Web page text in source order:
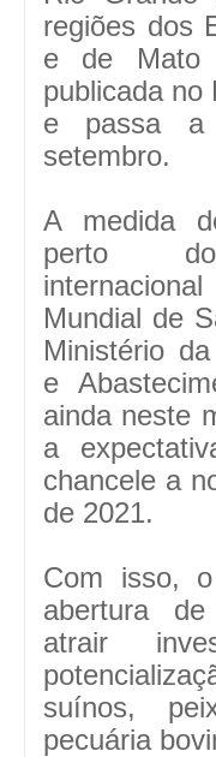
regiões dos
e de Mato
publicada no
e passa a
setembro.
A medida
perto do
Mundial de
Ministério
e
ainda neste
a
chancele a
de 2021.
Com isso,
abertura
atrair
suínos,
pecuária